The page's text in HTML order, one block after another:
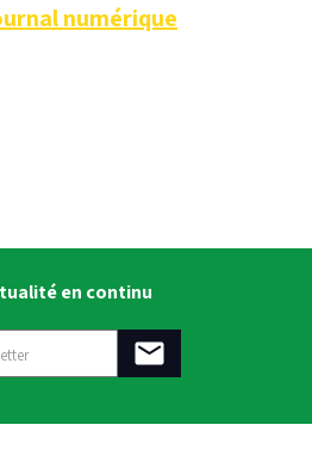
numérique
en continu